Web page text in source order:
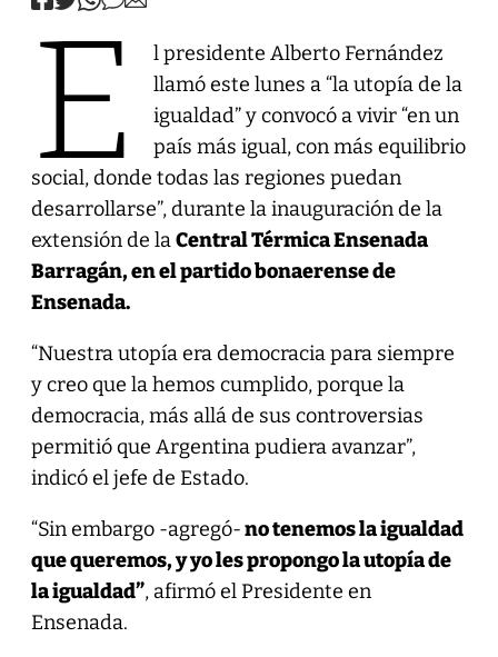
E
l presidente Alberto Fernández
llamó este lunes a “la utopía de la
igualdad” y convocó a vivir “en un
país más igual, con más equilibrio
social, donde todas las regiones puedan
desarrollarse”, durante la inauguración de la
extensión de laCentral Térmica Ensenada
Barragán, en el partido bonaerense de
Ensenada.
“Nuestra utopía era democracia para siempre
y creo que la hemos cumplido, porque la
democracia, más allá de sus controversias
permitió que Argentina pudiera avanzar”,
indicó el jefe de Estado.
“Sin embargo -agregó-no tenemos la igualdad
que queremos, y yo les propongo la utopía de
la igualdad”, afirmó el Presidente en
Ensenada.